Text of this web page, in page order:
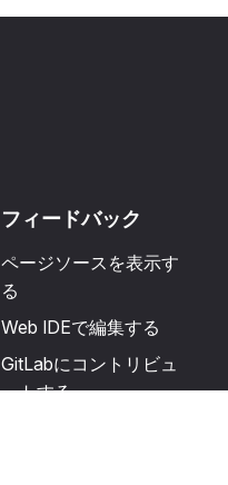
フィードバック
ページソースを表示す
る
Web IDEで編集する
GitLabにコントリビュ
ートする